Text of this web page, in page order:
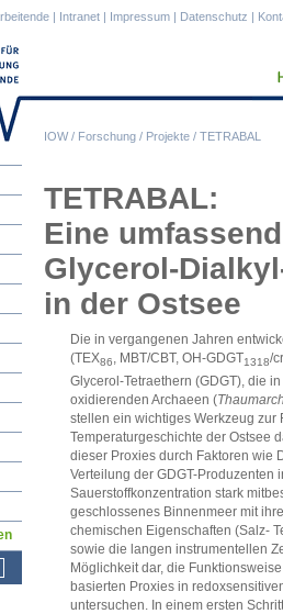
IOW/ Forschung / Projekte / TETRABAL
| Intranet | Impressum | Datenschutz |
TETRABAL:
Eine
Glycerol-
in der Ostsee
Die in vergangenen Jahren
(TEX86, MBT/CBT, OH-GDGT1318/
Glycerol-Tetraethern (GDGT), die
oxidierenden Archaeen (
stellen ein wichtiges Werkzeug zur
Temperaturgeschichte der Ostsee
dieser Proxies durch Faktoren wie
Verteilung der GDGT-Produzenten
Sauerstoffkonzentration stark
geschlossenes Binnenmeer mit
chemischen Eigenschaften (Salz-
sowie die langen instrumentellen
Möglichkeit dar, die
basierten Proxies in
untersuchen. In einem ersten